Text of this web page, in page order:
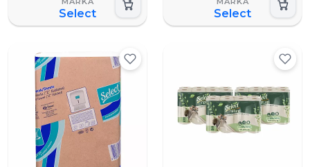
Select Select